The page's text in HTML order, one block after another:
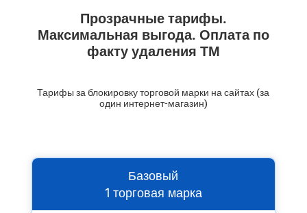
Прозрачные тарифы.
Максимальная выгода. Оплата по
факту удаления ТМ
Тарифы за блокировку торговой марки на сайтах (за
один интернет-магазин)
Базовый
1 торговая марка